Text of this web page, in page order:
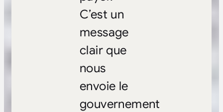
C’est un
message
clair que
nous
envoie le
gouvernement